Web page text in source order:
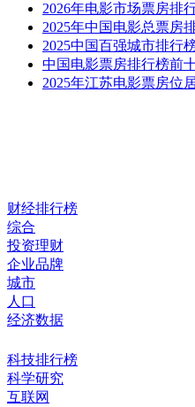
2026年电影市场票房排
2025年中国电影总票房
2025中国百强城市排行
中国电影票房排行榜前
2025年江苏电影票房位
财经排行榜
综合
投资理财
企业品牌
城市
人口
经济数据
科技排行榜
科学研究
互联网